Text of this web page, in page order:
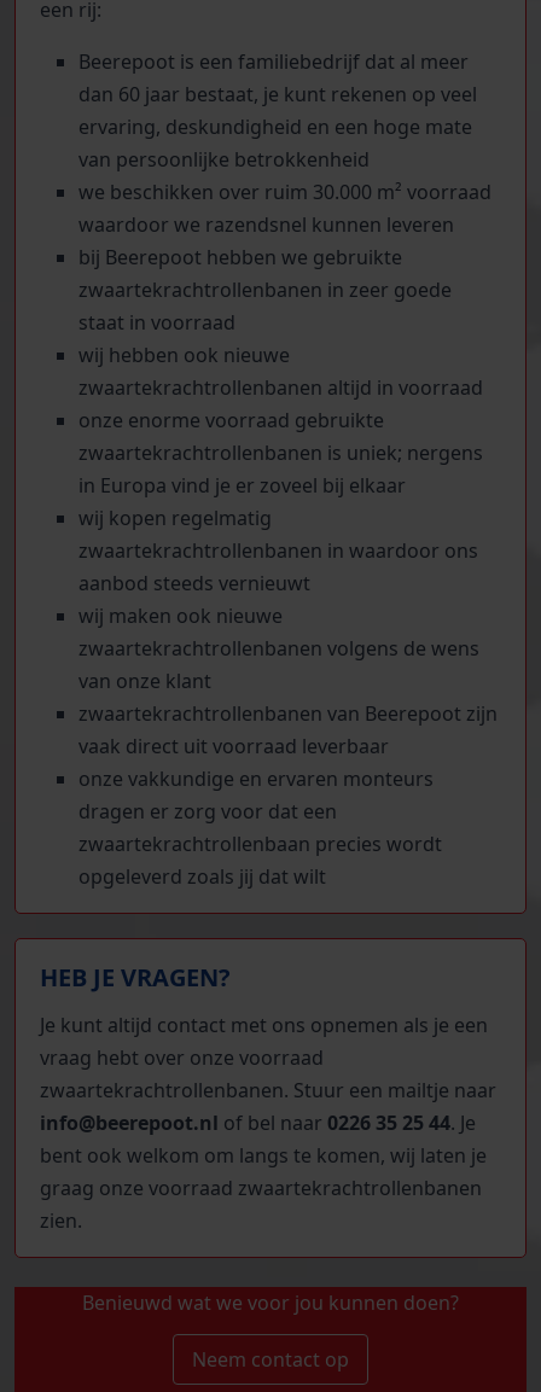
een rij:
Beerepoot is een familiebedrijf dat al meer
dan 60 jaar bestaat, je kunt rekenen op veel
ervaring, deskundigheid en een hoge mate
van persoonlijke betrokkenheid
we beschikken over ruim 30.000 m² voorraad
waardoor we razendsnel kunnen leveren
bij Beerepoot hebben we gebruikte
zwaartekrachtrollenbanen in zeer goede
staat in voorraad
wij hebben ook nieuwe
zwaartekrachtrollenbanen altijd in voorraad
onze enorme voorraad gebruikte
zwaartekrachtrollenbanen is uniek; nergens
in Europa vind je er zoveel bij elkaar
wij kopen regelmatig
zwaartekrachtrollenbanen in waardoor ons
aanbod steeds vernieuwt
wij maken ook nieuwe
zwaartekrachtrollenbanen volgens de wens
van onze klant
zwaartekrachtrollenbanen van Beerepoot zijn
vaak direct uit voorraad leverbaar
onze vakkundige en ervaren monteurs
dragen er zorg voor dat een
zwaartekrachtrollenbaan precies wordt
opgeleverd zoals jij dat wilt
HEB JE VRAGEN?
Je kunt altijd contact met ons opnemen als je een
vraag hebt over onze voorraad
zwaartekrachtrollenbanen. Stuur een mailtje naar
info@beerepoot.nl of bel naar 0226 35 25 44. Je
bent ook welkom om langs te komen, wij laten je
graag onze voorraad zwaartekrachtrollenbanen
zien.
Benieuwd wat we voor jou kunnen doen?
Neem contact op